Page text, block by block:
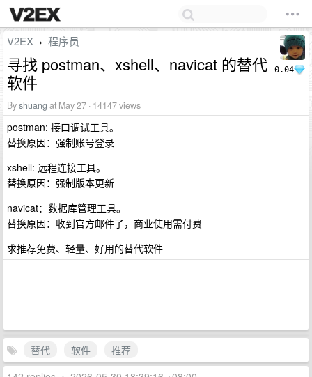
0.04
V2EX › 程序员
寻找 postman、xshell、navicat 的替代
软件
Byshuang at May 27 · 14147 views
postman: 接口调试工具。
替换原因：强制账号登录
xshell: 远程连接工具。
替换原因：强制版本更新
navicat：数据库管理工具。
替换原因：收到官方邮件了，商业使用需付费
求推荐免费、轻量、好用的替代软件
替代 软件
推荐